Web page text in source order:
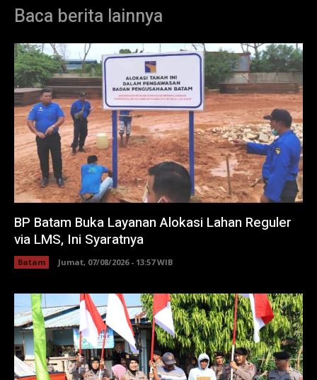
Baca berita lainnya
BP Batam Buka Layanan Alokasi Lahan Reguler
via LMS, Ini Syaratnya
Batam Jumat, 07/08/2026 - 13:57 WIB